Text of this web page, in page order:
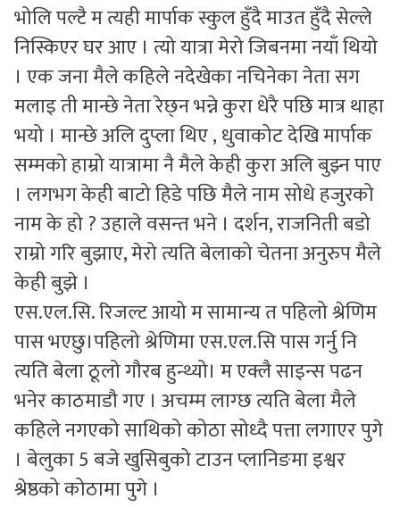
भोलि पल्टै म त्यही मार्पाक स्कुल हुँदै माउत हुँदै सेल्ले
निस्किएर घर आए । त्यो यात्रा मेरो जिबनमा नयाँ थियो
। एक जना मैले कहिले नदेखेका नचिनेका नेता सग
मलाइ ती मान्छे नेता रेछ्न भन्ने कुरा धेरै पछि मात्र थाहा
भयो । मान्छे अलि दुप्ला थिए , धुवाकोट देखि मार्पाक
सम्मको हाम्रो यात्रामा नै मैले केही कुरा अलि बुझ्न पाए
। लगभग केही बाटो हिडे पछि मैले नाम सोधे हजुरको
नाम के हो ? उहाले वसन्त भने । दर्शन, राजनिती बडो
राम्रो गरि बुझाए, मेरो त्यति बेलाको चेतना अनुरुप मैले
केही बुझे ।
एस.एल.सि. रिजल्ट आयो म सामान्य त पहिलो श्रेणिम
पास भएछु।पहिलो श्रेणिमा एस.एल.सि पास गर्नु नि
त्यति बेला ठूलो गौरब हुन्थ्यो। म एक्लै साइन्स पढन
भनेर काठमाडौ गए । अचम्म लाग्छ त्यति बेला मैले
कहिले नगएको साथिको कोठा सोध्दै पत्ता लगाएर पुगे
। बेलुका 5 बजे खुसिबुको टाउन प्लानिङमा इश्वर
श्रेष्ठको कोठामा पुगे ।